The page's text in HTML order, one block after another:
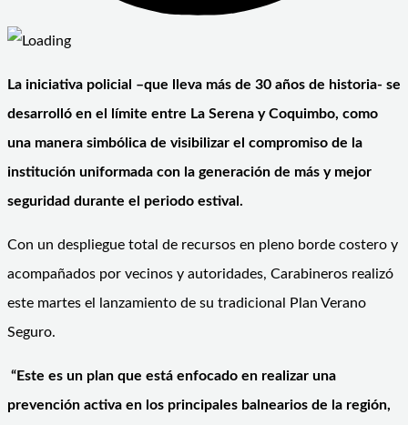
La iniciativa policial –que lleva más de 30 años de historia- se
desarrolló en el límite entre La Serena y Coquimbo, como
una manera simbólica de visibilizar el compromiso de la
institución uniformada con la generación de más y mejor
seguridad durante el periodo estival.
Con un despliegue total de recursos en pleno borde costero y
acompañados por vecinos y autoridades, Carabineros realizó
este martes el lanzamiento de su tradicional Plan Verano
Seguro.
“Este es un plan que está enfocado en realizar una
prevención activa en los principales balnearios de la región,